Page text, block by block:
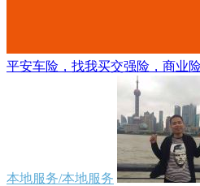
平安车险，找我买交强险，商业
本地服务/本地服务